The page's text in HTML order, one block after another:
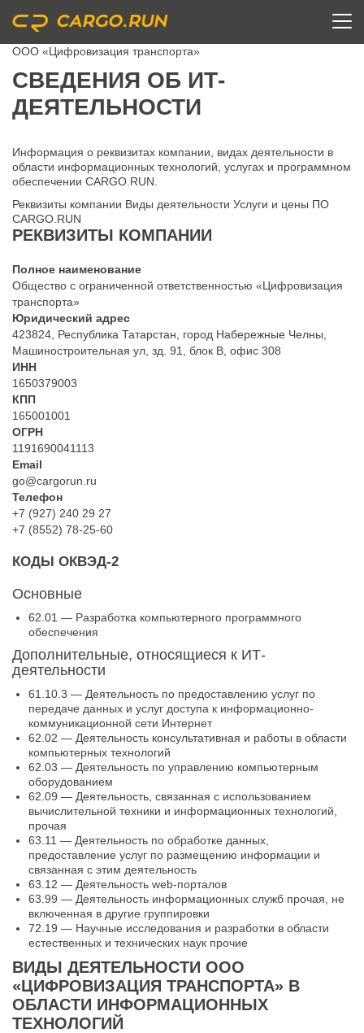
ООО «Цифровизация транспорта»
СВЕДЕНИЯ ОБ ИТ-
ДЕЯТЕЛЬНОСТИ
Информация о реквизитах компании, видах деятельности в
области информационных технологий, услугах и программном
обеспечении CARGO.RUN.
Реквизиты компании Виды деятельности Услуги и цены ПО
CARGO.RUN
РЕКВИЗИТЫ КОМПАНИИ
Полное наименование
Общество с ограниченной ответственностью «Цифровизация
транспорта»
Юридический адрес
423824, Республика Татарстан, город Набережные Челны,
Машиностроительная ул, зд. 91, блок В, офис 308
ИНН
1650379003
КПП
165001001
ОГРН
1191690041113
Email
go@cargorun.ru
Телефон
+7 (927) 240 29 27
+7 (8552) 78-25-60
КОДЫ ОКВЭД-2
Основные
62.01 — Разработка компьютерного программного
обеспечения
Дополнительные, относящиеся к ИТ-
деятельности
61.10.3 — Деятельность по предоставлению услуг по
передаче данных и услуг доступа к информационно-
коммуникационной сети Интернет
62.02 — Деятельность консультативная и работы в области
компьютерных технологий
62.03 — Деятельность по управлению компьютерным
оборудованием
62.09 — Деятельность, связанная с использованием
вычислительной техники и информационных технологий,
прочая
63.11 — Деятельность по обработке данных,
предоставление услуг по размещению информации и
связанная с этим деятельность
63.12 — Деятельность web-порталов
63.99 — Деятельность информационных служб прочая, не
включенная в другие группировки
72.19 — Научные исследования и разработки в области
естественных и технических наук прочие
ВИДЫ ДЕЯТЕЛЬНОСТИ ООО
«ЦИФРОВИЗАЦИЯ ТРАНСПОРТА» В
ОБЛАСТИ ИНФОРМАЦИОННЫХ
ТЕХНОЛОГИЙ